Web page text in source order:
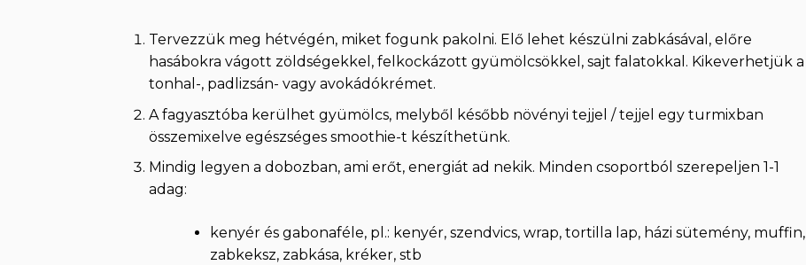
Tervezzük meg hétvégén, miket fogunk pakolni. Elő lehet készülni zabkásával, előre
hasábokra vágott zöldségekkel, felkockázott gyümölcsökkel, sajt falatokkal. Kikeverhetjük a
tonhal-, padlizsán- vagy avokádókrémet.
A fagyasztóba kerülhet gyümölcs, melyből később növényi tejjel / tejjel egy turmixban
összemixelve egészséges smoothie-t készíthetünk.
Mindig legyen a dobozban, ami erőt, energiát ad nekik. Minden csoportból szerepeljen 1-1
adag:
kenyér és gabonaféle, pl.: kenyér, szendvics, wrap, tortilla lap, házi sütemény, muffin,
zabkeksz, zabkása, kréker, stb